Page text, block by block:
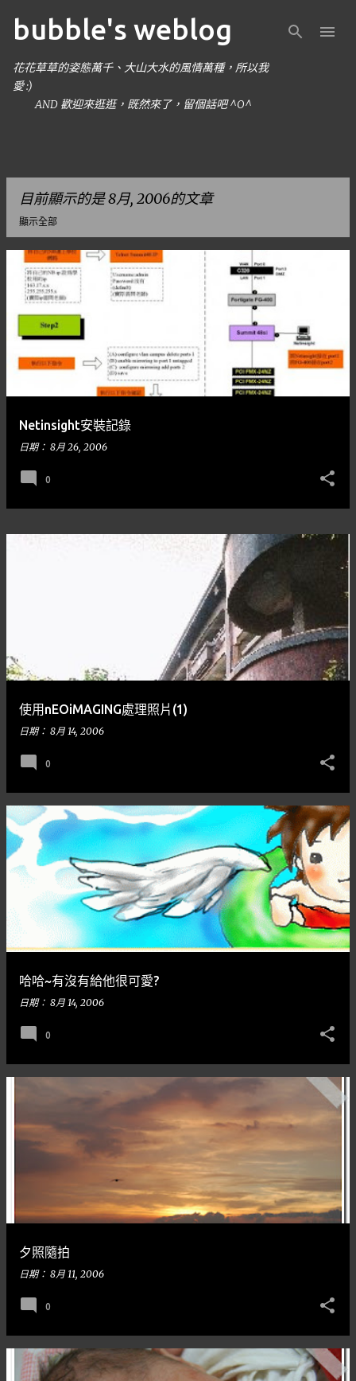
跳到主要內容
bubble's weblog
花花草草的姿態萬千、大山大水的風情萬種，所以我
愛 :)
AND 歡迎來逛逛，既然來了，留個話吧 ^O^
目前顯示的是 8月, 2006的文章
顯示全部
表
文
章
Netinsight安裝記錄
日期： 8月 26, 2006
0
使用nEOiMAGING處理照片(1)
日期： 8月 14, 2006
0
哈哈~有沒有給他很可愛?
日期： 8月 14, 2006
0
夕照隨拍
日期： 8月 11, 2006
0